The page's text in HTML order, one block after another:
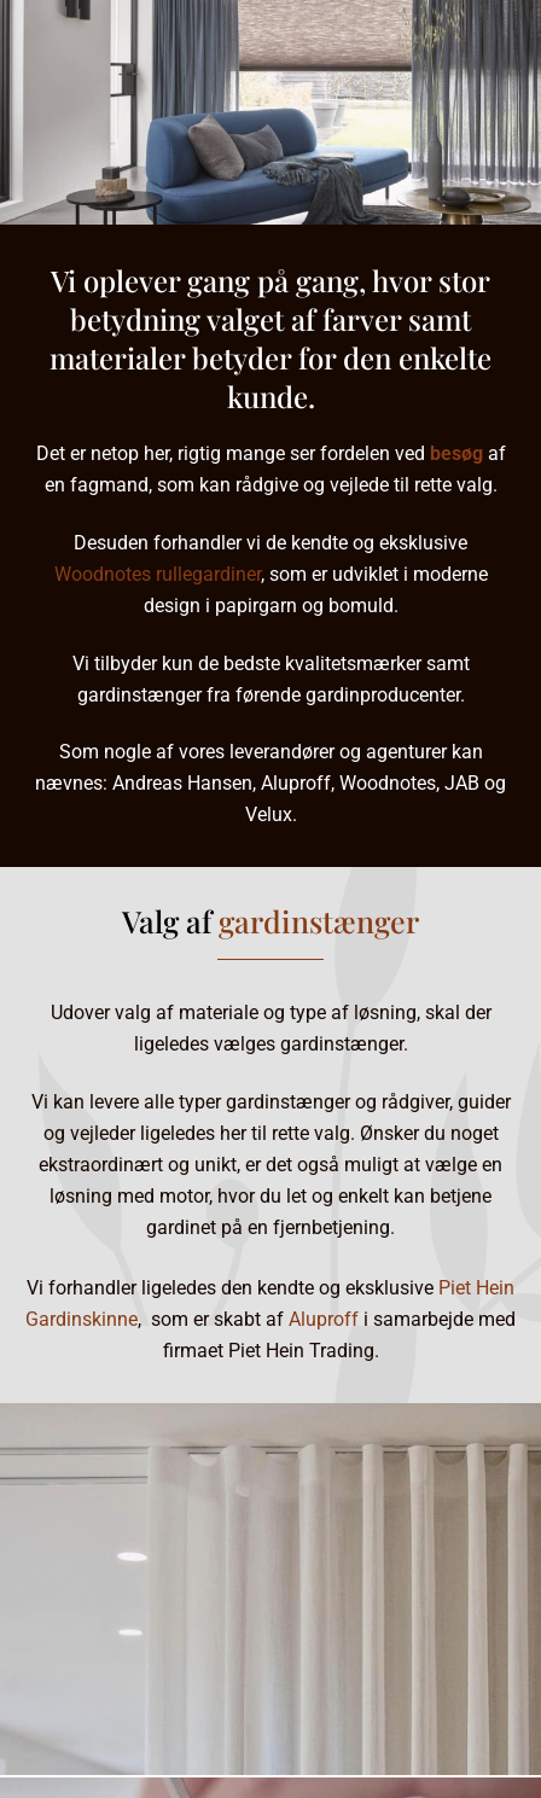
Vi oplever gang på gang, hvor stor
betydning valget af farver samt
materialer betyder for den enkelte
kunde.
Det er netop her, rigtig mange ser fordelen ved besøgaf
en fagmand, som kan rådgive og vejlede til rette valg.
Desuden forhandler vi de kendte og eksklusive
Woodnotes rullegardiner, som er udviklet i moderne
design i papirgarn og bomuld.
Vi tilbyder kun de bedste kvalitetsmærker samt
gardinstængerfra førende gardinproducenter.
Som nogle af vores leverandører og agenturer kan
nævnes: Andreas Hansen, Aluproff, Woodnotes, JAB og
Velux.
Valg afgardinstænger
Udover valg af materiale og type af løsning, skal der
ligeledes vælges gardinstænger.
Vi kan levere alle typer gardinstænger og rådgiver, guider
og vejleder ligeledes her til rette valg. Ønsker du noget
ekstraordinært og unikt, er det også muligt at vælge en
løsning med motor, hvor du let og enkelt kan betjene
gardinet på en fjernbetjening.
Vi forhandler ligeledes den kendte og eksklusive Piet Hein
Gardinskinne, som er skabt af Aluproff i samarbejde med
firmaet Piet Hein Trading.